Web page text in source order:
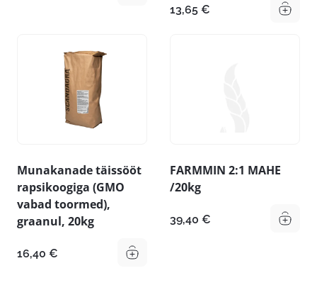
13,65 €
Munakanade täissööt
rapsikoogiga (GMO
vabad toormed),
graanul, 20kg
16,40 €
FARMMIN 2:1 MAHE
/20kg
39,40 €